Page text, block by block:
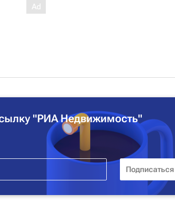
"РИА Недвижимость"